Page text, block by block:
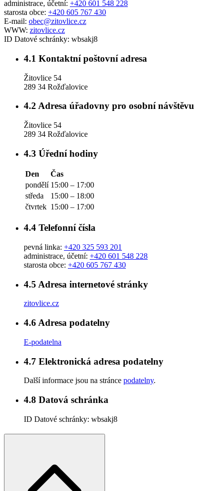
administrace, účetní: +420 601 548 228
starosta obce: +420 605 767 430
E-mail: obec@zitovlice.cz
WWW: zitovlice.cz
ID Datové schránky: wbsakj8
4.1 Kontaktní poštovní adresa
Žitovlice 54
289 34 Rožďalovice
4.2 Adresa úřadovny pro osobní návštěvu
Žitovlice 54
289 34 Rožďalovice
4.3 Úřední hodiny
Den
Čas
pondělí 15:00 – 17:00
středa
15:00 – 18:00
čtvrtek 15:00 – 17:00
4.4 Telefonní čísla
pevná linka: +420 325 593 201
administrace, účetní: +420 601 548 228
starosta obce: +420 605 767 430
4.5 Adresa internetové stránky
zitovlice.cz
4.6 Adresa podatelny
E-podatelna
4.7 Elektronická adresa podatelny
Další informace jsou na stránce podatelny.
4.8 Datová schránka
ID Datové schránky: wbsakj8